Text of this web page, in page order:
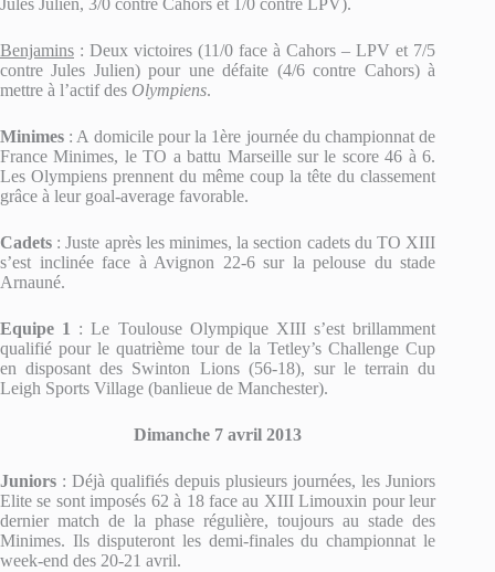
Jules Julien, 3/0 contre Cahors et 1/0 contre LPV).
Benjamins : Deux victoires (11/0 face à Cahors – LPV et 7/5
contre Jules Julien) pour une défaite (4/6 contre Cahors) à
mettre à l’actif des Olympiens.
Minimes : A domicile pour la 1ère journée du championnat de
France Minimes, le TO a battu Marseille sur le score 46 à 6.
Les Olympiens prennent du même coup la tête du classement
grâce à leur goal-average favorable.
Cadets : Juste après les minimes, la section cadets du TO XIII
s’est inclinée face à Avignon 22-6 sur la pelouse du stade
Arnauné.
Equipe 1 : Le Toulouse Olympique XIII s’est brillamment
qualifié pour le quatrième tour de la Tetley’s Challenge Cup
en disposant des Swinton Lions (56-18), sur le terrain du
Leigh Sports Village (banlieue de Manchester).
Dimanche 7 avril 2013
Juniors : Déjà qualifiés depuis plusieurs journées, les Juniors
Elite se sont imposés 62 à 18 face au XIII Limouxin pour leur
dernier match de la phase régulière, toujours au stade des
Minimes. Ils disputeront les demi-finales du championnat le
week-end des 20-21 avril.